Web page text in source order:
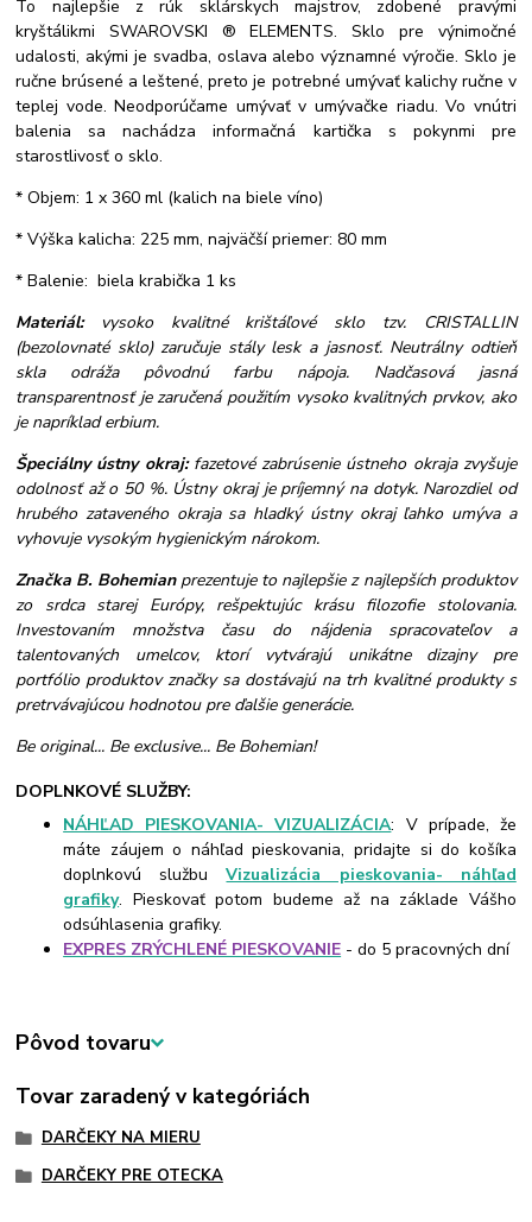
To najlepšie z rúk sklárskych majstrov, zdobené pravými
kryštálikmi SWAROVSKI ® ELEMENTS. Sklo pre výnimočné
udalosti, akými je svadba, oslava alebo významné výročie. Sklo je
ručne brúsené a leštené, preto je potrebné umývať kalichy ručne v
teplej vode. Neodporúčame umývať v umývačke riadu. Vo vnútri
balenia sa nachádza informačná kartička s pokynmi pre
starostlivosť o sklo.
* Objem: 1 x 360 ml (kalich na biele víno)
* Výška kalicha: 225 mm, najväčší priemer: 80 mm
* Balenie: biela krabička 1 ks
Materiál:
vysoko kvalitné krištáľové sklo tzv. CRISTALLIN
(bezolovnaté sklo) zaručuje stály lesk a jasnosť. Neutrálny odtieň
skla odráža pôvodnú farbu nápoja. Nadčasová jasná
transparentnosť je zaručená použitím vysoko kvalitných prvkov, ako
je napríklad erbium.
Špeciálny ústny okraj: fazetové zabrúsenie ústneho okraja zvyšuje
odolnosť až o 50 %. Ústny okraj je príjemný na dotyk. Narozdiel od
hrubého zataveného okraja sa hladký ústny okraj ľahko umýva a
vyhovuje vysokým hygienickým nárokom.
Značka B. Bohemianprezentuje to najlepšie z najlepších produktov
zo srdca starej Európy, rešpektujúc krásu filozofie stolovania.
Investovaním množstva času do nájdenia spracovateľov a
talentovaných umelcov, ktorí vytvárajú unikátne dizajny pre
portfólio produktov značky sa dostávajú na trh kvalitné produkty s
pretrvávajúcou hodnotou pre ďalšie generácie.
Be original... Be exclusive... Be Bohemian!
DOPLNKOVÉ SLUŽBY:
NÁHĽAD PIESKOVANIA- VIZUALIZÁCIA: V prípade, že
máte záujem o náhľad pieskovania, pridajte si do košíka
doplnkovú službuVizualizácia pieskovania- náhľad
grafiky. Pieskovať potom budeme až na základe Vášho
odsúhlasenia grafiky.
EXPRES ZRÝCHLENÉ PIESKOVANIE - do 5 pracovných dní
Pôvod tovaru
Tovar zaradený v kategóriách
DARČEKY NA MIERU
DARČEKY PRE OTECKA